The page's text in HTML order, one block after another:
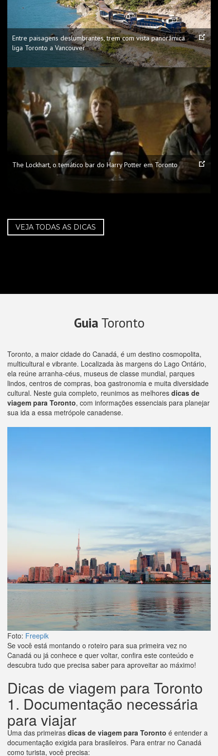
Entre paisagens deslumbrantes, trem com vista panorâmica
liga Toronto a Vancouver
The Lockhart, o temático bar do Harry Potter em Toronto
VEJA TODAS AS DICAS
Guia Toronto
Toronto, a maior cidade do Canadá, é um destino cosmopolita,
multicultural e vibrante. Localizada às margens do Lago Ontário,
ela reúne arranha-céus, museus de classe mundial, parques
lindos, centros de compras, boa gastronomia e muita diversidade
cultural. Neste guia completo, reunimos as melhores dicas de
viagem para Toronto, com informações essenciais para planejar
sua ida a essa metrópole canadense.
Foto: Freepik
Se você está montando o roteiro para sua primeira vez no
Canadá ou já conhece e quer voltar, confira este conteúdo e
descubra tudo que precisa saber para aproveitar ao máximo!
Dicas de viagem para Toronto
1. Documentação necessária
para viajar
Uma das primeiras dicas de viagem para Toronto é entender a
documentação exigida para brasileiros. Para entrar no Canadá
como turista, você precisa: